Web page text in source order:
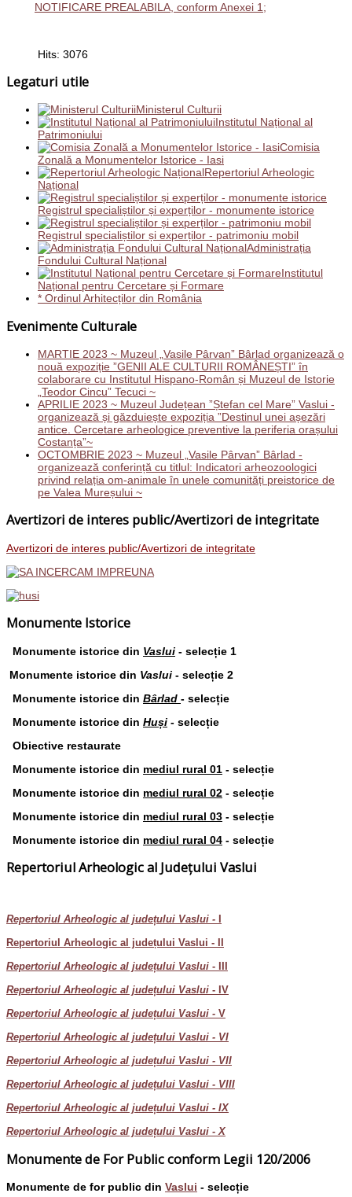
NOTIFICARE PREALABILA, conform Anexei 1;
Hits: 3076
Legaturi utile
Ministerul Culturii
Institutul Național al
Patrimoniului
Comisia
Zonală a Monumentelor Istorice - Iasi
Repertoriul Arheologic
Național
Registrul specialiștilor și experților - monumente istorice
Registrul specialiștilor și experților - patrimoniu mobil
Administrația
Fondului Cultural Național
Institutul
Național pentru Cercetare și Formare
* Ordinul Arhitecților din România
Evenimente Culturale
MARTIE 2023 ~ Muzeul „Vasile Pârvan” Bârlad organizează o
nouă expoziție ”GENII ALE CULTURII ROMÂNEȘTI” în
colaborare cu Institutul Hispano-Român și Muzeul de Istorie
„Teodor Cincu” Tecuci ~
APRILIE 2023 ~ Muzeul Județean ”Ștefan cel Mare” Vaslui -
organizează și găzduiește expoziția ”Destinul unei așezări
antice. Cercetare arheologice preventive la periferia orașului
Costanța”~
OCTOMBRIE 2023 ~ Muzeul „Vasile Pârvan” Bârlad -
organizează conferință cu titlul: Indicatori arheozoologici
privind relația om-animale în unele comunități preistorice de
pe Valea Mureșului ~
Avertizori de interes public/Avertizori de integritate
Avertizori de interes public/Avertizori de integritate
Monumente Istorice
Monumente istorice din Vaslui - selecție 1
Monumente istorice din Vaslui - selecție 2
Monumente istorice din Bârlad - selecție
Monumente istorice din Huși - selecție
Obiective restaurate
Monumente istorice din mediul rural 01 - selecție
Monumente istorice din mediul rural 02 - selecție
Monumente istorice din mediul rural 03 - selecție
Monumente istorice din mediul rural 04 - selecție
Repertoriul Arheologic al Județului Vaslui
Repertoriul Arheologic al județului Vaslui -
Repertoriul Arheologic al județului Vaslui - II
Repertoriul Arheologic al județului Vaslui - III
Repertoriul Arheologic al județului Vaslui - IV
Repertoriul Arheologic al județului Vaslui - V
Repertoriul Arheologic al județului Vaslui - VI
Repertoriul Arheologic al județului Vaslui - VII
Repertoriul Arheologic al județului Vaslui - VIII
Repertoriul Arheologic al județului Vaslui - IX
Repertoriul Arheologic al județului Vaslui - X
Monumente de For Public conform Legii 120/2006
Monumente de for public din Vaslui - selecție